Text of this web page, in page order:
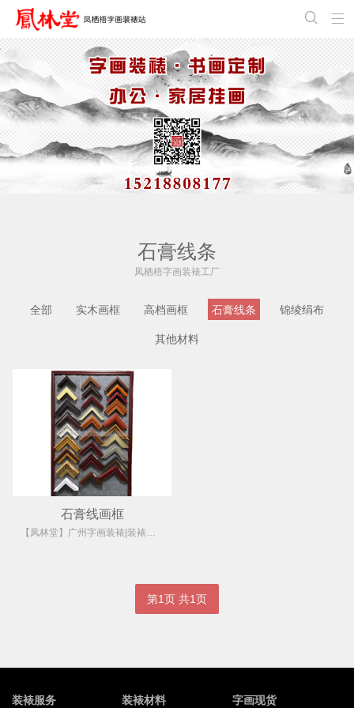


石膏线条
凤栖梧字画装裱工厂
全部 实木画框 高档画框 石膏线条 锦绫绢布
其他材料
石膏线画框
【凤林堂】广州字画装裱|装裱店|裱画|书画装裱|国画装裱
第1页 共1页
装裱服务 装裱材料 字画现货